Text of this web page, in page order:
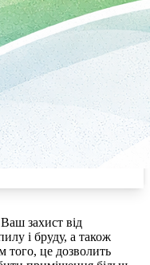
захист від
і бруду, а також
того, це дозволить